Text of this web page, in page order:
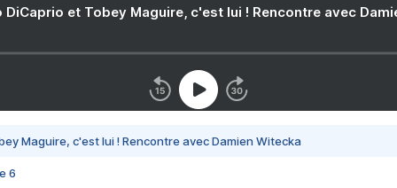
DiCaprio et Tobey Maguire, c'est lui ! Rencontre avec
Maguire, c'est lui ! Rencontre avec Damien Witecka
6